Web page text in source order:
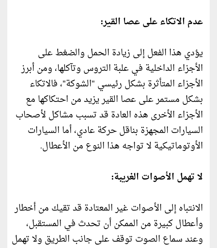
عدم الاتكاء على عصا القير:
يؤدي هذا الفعل إلى زيادة الحمل والضغط على
الأجزاء الداخلية في علبة التروس وتآكلها، ومن أبرز
الأجزاء المتأثرة بشكل رئيسي "الشوكة"، فالاتكاء
بشكل مستمر على عصا القير يزيد من احتكاكها مع
الأجزاء الأخرى هذه العادة قد تسبب مشاكل لأصحاب
السيارات المجهزة بناقل حركة عادي، أما السيارات
الأوتوماتيكية لا تواجه هذا النوع من الأعطال.
لا تهمل الأصوات الغريبة:
الانتباه إلى الأصوات غير المعتادة قد تقيك من أخطار
وأعطال كبيرة من الممكن أن تحدث في المستقبل،
وعند سماع الصوت توقف على جانب الطريق ولا تهمل